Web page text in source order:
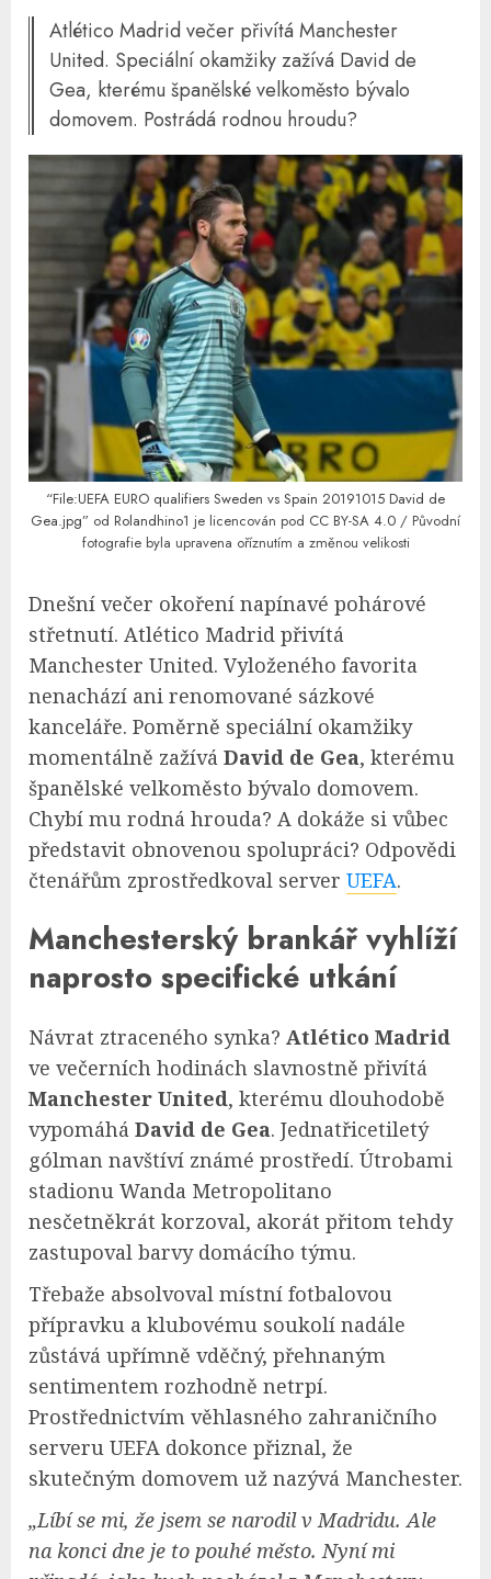
Atlético Madrid večer přivítá Manchester
United. Speciální okamžiky zažívá David de
Gea, kterému španělské velkoměsto bývalo
domovem. Postrádá rodnou hroudu?
“File:UEFA EURO qualifiers Sweden vs Spain 20191015 David de
Gea.jpg” od Rolandhino1 je licencován pod CC BY-SA 4.0 / Původní
fotografie byla upravena oříznutím a změnou velikosti
Dnešní večer okoření napínavé pohárové
střetnutí. Atlético Madrid přivítá
Manchester United. Vyloženého favorita
nenachází ani renomované sázkové
kanceláře. Poměrně speciální okamžiky
momentálně zažívá David de Gea, kterému
španělské velkoměsto bývalo domovem.
Chybí mu rodná hrouda? A dokáže si vůbec
představit obnovenou spolupráci? Odpovědi
čtenářům zprostředkoval server UEFA.
Manchesterský brankář vyhlíží
naprosto specifické utkání
Návrat ztraceného synka? Atlético Madrid
ve večerních hodinách slavnostně přivítá
Manchester United, kterému dlouhodobě
vypomáhá David de Gea. Jednatřicetiletý
gólman navštíví známé prostředí. Útrobami
stadionu Wanda Metropolitano
nesčetněkrát korzoval, akorát přitom tehdy
zastupoval barvy domácího týmu.
Třebaže absolvoval místní fotbalovou
přípravku a klubovému soukolí nadále
zůstává upřímně vděčný, přehnaným
sentimentem rozhodně netrpí.
Prostřednictvím věhlasného zahraničního
serveru UEFA dokonce přiznal, že
skutečným domovem už nazývá Manchester.
„Líbí se mi, že jsem se narodil v Madridu. Ale
na konci dne je to pouhé město. Nyní mi